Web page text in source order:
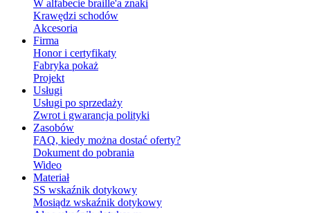
W alfabecie braille'a znaki
Krawędzi schodów
Akcesoria
Firma
Honor i certyfikaty
Fabryka pokaż
Projekt
Usługi
Usługi po sprzedaży
Zwrot i gwarancja polityki
Zasobów
FAQ, kiedy można dostać oferty?
Dokument do pobrania
Wideo
Materiał
SS wskaźnik dotykowy
Mosiądz wskaźnik dotykowy